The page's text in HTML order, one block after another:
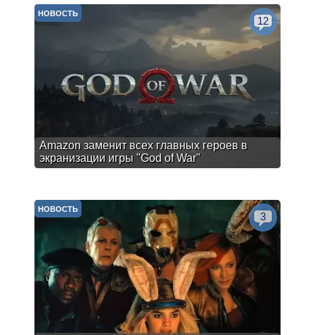
Amazon заменит всех главных героев в
экранизации игры "God of War"
НОВОСТЬ
12
НОВОСТЬ
3